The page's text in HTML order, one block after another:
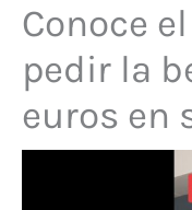
Conoce
pedir la
euros en